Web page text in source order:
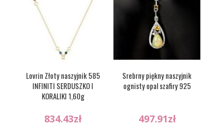
Lovrin Złoty naszyjnik 585
INFINITI SERDUSZKO I
KORALIKI 1,60g
834.43zł
Srebrny piękny naszyjnik
ognisty opal szafiry 925
497.91zł